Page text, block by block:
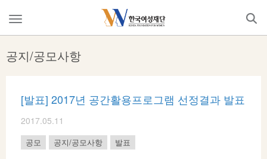
메
뉴
기
공지/공모사항
[발표] 2017년 공간활용프로그램 선정결과 발표
2017.05.11
공모 공지/공모사항 발표